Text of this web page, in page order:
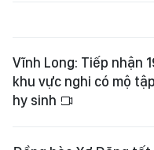
Vĩnh Long: Tiếp nhận
khu vực nghi có mộ
hy sinh